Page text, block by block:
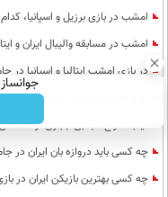
امشب در بازی برزیل و اسپانیا،
امشب در مسابقه والیبال ایران و
در بازی امشب ایتالیا و اسپانیا
آیا با ادامه مدیریت رویانیان بر
آیا با اخراج مجتبی جباری از
چه کسی باید دروازه بان ایران در
چه کسی بهترین بازیکن ایران در